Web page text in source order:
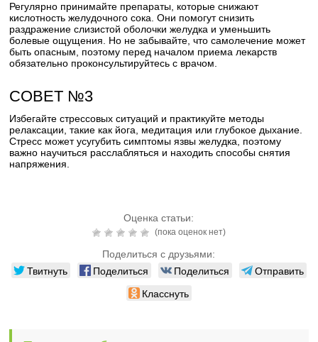
Регулярно принимайте препараты, которые снижают
кислотность желудочного сока. Они помогут снизить
раздражение слизистой оболочки желудка и уменьшить
болевые ощущения. Но не забывайте, что самолечение может
быть опасным, поэтому перед началом приема лекарств
обязательно проконсультируйтесь с врачом.
СОВЕТ №3
Избегайте стрессовых ситуаций и практикуйте методы
релаксации, такие как йога, медитация или глубокое дыхание.
Стресс может усугубить симптомы язвы желудка, поэтому
важно научиться расслабляться и находить способы снятия
напряжения.
Оценка статьи:
(пока оценок нет)
Поделиться с друзьями:
Твитнуть Поделиться Поделиться
Отправить
Класснуть